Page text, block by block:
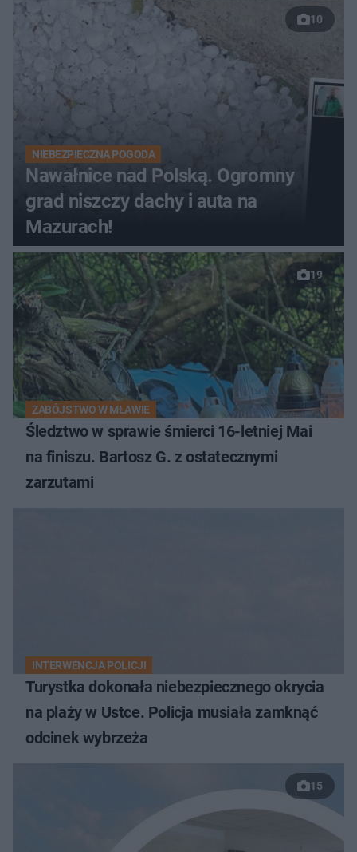
10
NIEBEZPIECZNA POGODA
Nawałnice nad Polską. Ogromny
grad niszczy dachy i auta na
Mazurach!
19
ZABÓJSTWO W MŁAWIE
Śledztwo w sprawie śmierci 16-letniej Mai
na finiszu. Bartosz G. z ostatecznymi
zarzutami
INTERWENCJA POLICJI
Turystka dokonała niebezpiecznego okrycia
na plaży w Ustce. Policja musiała zamknąć
odcinek wybrzeża
15